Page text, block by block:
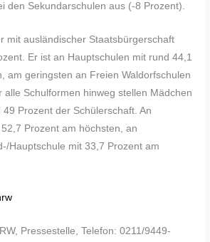
den Sekundarschulen aus (-8 Prozent).
mit ausländischer Staatsbürgerschaft
Er ist an Hauptschulen mit rund 44,1
am geringsten an Freien Waldorfschulen
alle Schulformen hinweg stellen Mädchen
Prozent der Schülerschaft. An
Prozent am höchsten, an
Hauptschule mit 33,7 Prozent am
Pressestelle, Telefon: 0211/9449-